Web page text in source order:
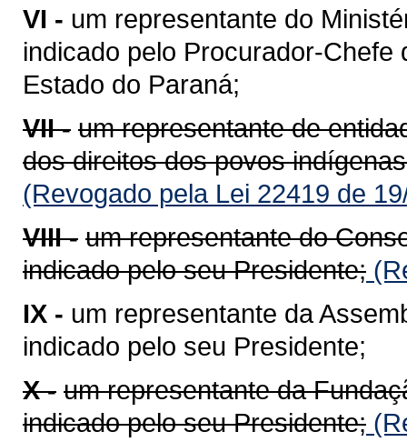
VI - um representante do
indicado pelo Procurador-
Estado do Paraná;
VII - um representante de
dos direitos dos povos
(Revogado pela Lei 22419 de
VIII - um representante do
indicado pelo seu Presidente;
IX - um representante da
indicado pelo seu Presidente;
X - um representante da
indicado pelo seu Presidente;